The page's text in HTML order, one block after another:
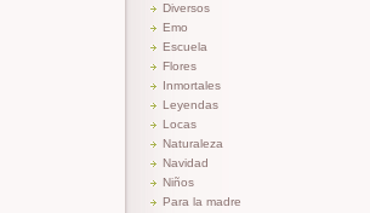
Diversos
Emo
Escuela
Flores
Inmortales
Leyendas
Locas
Naturaleza
Navidad
Niños
Para la madre